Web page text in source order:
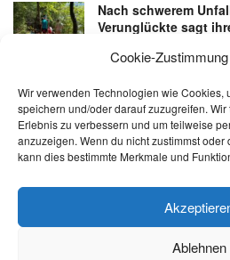
Cookie-
Wir verwenden Technologien wie Cookies,
speichern und/oder darauf zuzugreifen.
Erlebnis zu verbessern und um teilweise
anzuzeigen. Wenn du nicht zustimmst oder
kann dies bestimmte Merkmale und
Ablehnen
Nach schwerem
Verunglückte sagt